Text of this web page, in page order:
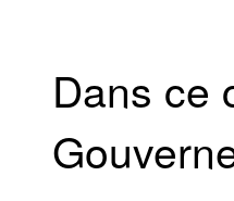
Dans ce